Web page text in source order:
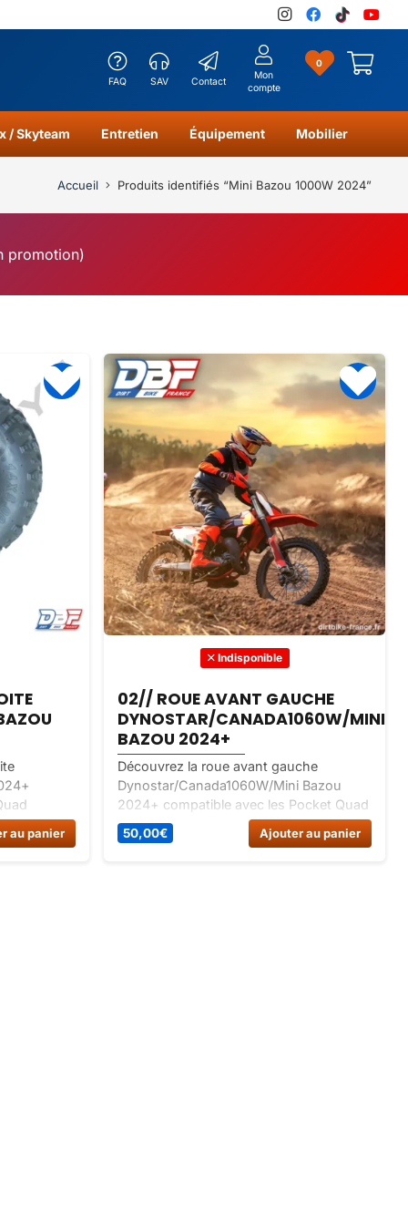
FAQ SAV Contact
Mon
compte
0
/ Skyteam Entretien Équipement Mobilier
Accueil Produits identifiés “Mini Bazou 1000W 2024”
promotion)
Mini Bazou
Bazou
au panier
Indisponible
02// ROUE AVANT GAUCHE
DYNOSTAR/CANADA1060W/MINI
BAZOU 2024+
Découvrez la roue avant gauche
Dynostar/Canada1060W/Mini Bazou
2024+ compatible avec les Pocket Quad
Canada 1060W, Pocket Quad Mini Bazou
1000W 2024 et Pocket Quad Mini Bazou
50,00€ Ajouter au panier